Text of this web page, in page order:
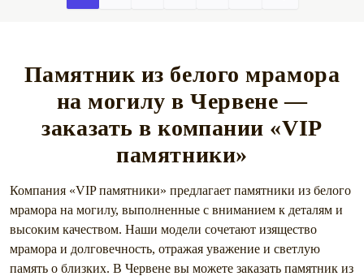
Памятник из белого мрамора
на могилу в Червене —
заказать в компании «VIP
памятники»
Компания «VIP памятники» предлагает памятники из белого
мрамора на могилу, выполненные с вниманием к деталям и
высоким качеством. Наши модели сочетают изящество
мрамора и долговечность, отражая уважение и светлую
память о близких. В Червене вы можете заказать памятник из